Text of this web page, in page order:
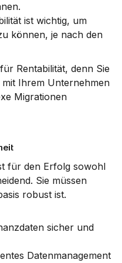
ist wichtig, um
können, je nach den
Rentabilität, denn Sie
Ihrem Unternehmen
Migrationen
für den Erfolg sowohl
Sie müssen
robust ist.
sicher und
Datenmanagement